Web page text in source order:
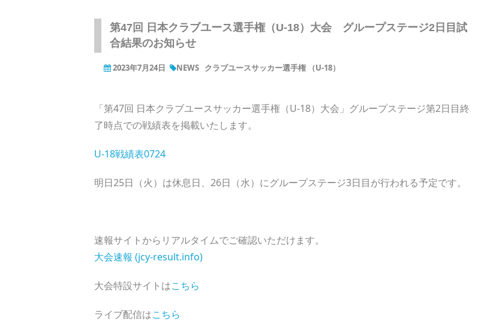
第47回 日本クラブユース選手権（U-18）大会 グループステージ2日目試
合結果のお知らせ
2023年7月24日 NEWS クラブユースサッカー選手権 （U-18）
「第47回 日本クラブユースサッカー選手権（U-18）大会」グループステージ第2日目終
了時点での戦績表を掲載いたします。
U-18戦績表0724
明日25日（火）は休息日、26日（水）にグループステージ3日目が行われる予定です。
速報サイトからリアルタイムでご確認いただけます。
大会速報 (jcy-result.info)
大会特設サイトはこちら
ライブ配信はこちら